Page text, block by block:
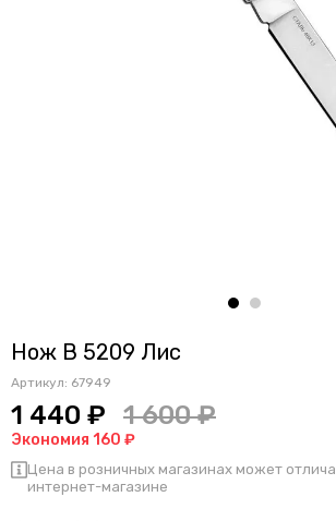
Нож B 5209 Лис
Артикул: 67949
1 440 ₽ 1 600 ₽
Экономия 160 ₽
Цена в розничных магазинах может
интернет-магазине